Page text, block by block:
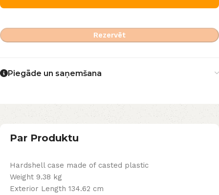
Rezervēt
Piegāde un saņemšana
Par Produktu
Hardshell case made of casted plastic
Weight 9.38 kg
Exterior Length 134.62 cm